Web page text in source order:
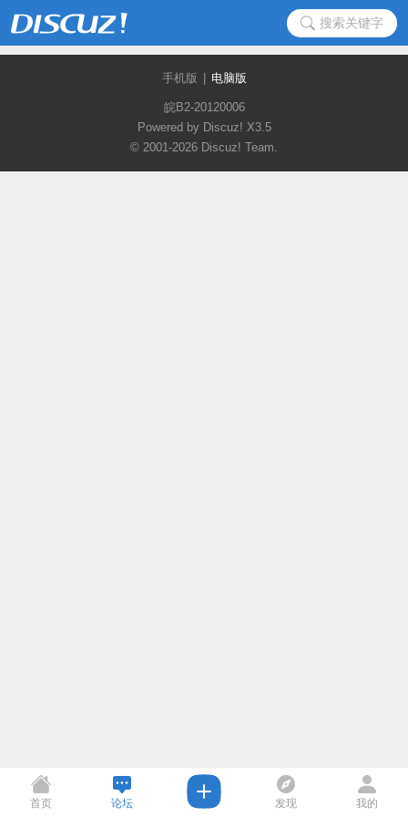
搜索关键字
手机版 电脑版
皖B2-20120006
Powered by Discuz! X3.5
© 2001-2026 Discuz! Team.
首页 论坛 发现 我的